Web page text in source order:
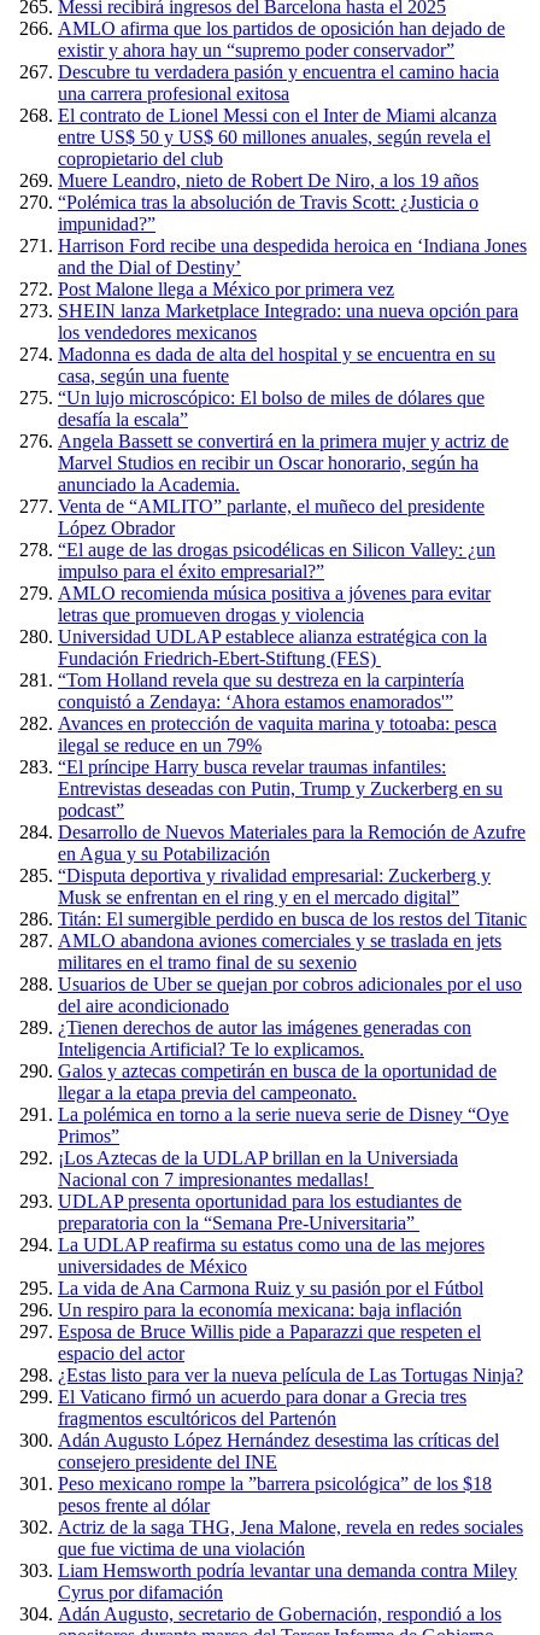
Messi recibirá ingresos del Barcelona hasta el 2025
AMLO afirma que los partidos de oposición han dejado de
existir y ahora hay un “supremo poder conservador”
Descubre tu verdadera pasión y encuentra el camino hacia
una carrera profesional exitosa
El contrato de Lionel Messi con el Inter de Miami alcanza
entre US$ 50 y US$ 60 millones anuales, según revela el
copropietario del club
Muere Leandro, nieto de Robert De Niro, a los 19 años
“Polémica tras la absolución de Travis Scott: ¿Justicia o
impunidad?”
Harrison Ford recibe una despedida heroica en ‘Indiana Jones
and the Dial of Destiny’
Post Malone llega a México por primera vez
SHEIN lanza Marketplace Integrado: una nueva opción para
los vendedores mexicanos
Madonna es dada de alta del hospital y se encuentra en su
casa, según una fuente
“Un lujo microscópico: El bolso de miles de dólares que
desafía la escala”
Angela Bassett se convertirá en la primera mujer y actriz de
Marvel Studios en recibir un Oscar honorario, según ha
anunciado la Academia.
Venta de “AMLITO” parlante, el muñeco del presidente
López Obrador
“El auge de las drogas psicodélicas en Silicon Valley: ¿un
impulso para el éxito empresarial?”
AMLO recomienda música positiva a jóvenes para evitar
letras que promueven drogas y violencia
Universidad UDLAP establece alianza estratégica con la
Fundación Friedrich-Ebert-Stiftung (FES)
“Tom Holland revela que su destreza en la carpintería
conquistó a Zendaya: ‘Ahora estamos enamorados'”
Avances en protección de vaquita marina y totoaba: pesca
ilegal se reduce en un 79%
“El príncipe Harry busca revelar traumas infantiles:
Entrevistas deseadas con Putin, Trump y Zuckerberg en su
podcast”
Desarrollo de Nuevos Materiales para la Remoción de Azufre
en Agua y su Potabilización
“Disputa deportiva y rivalidad empresarial: Zuckerberg y
Musk se enfrentan en el ring y en el mercado digital”
Titán: El sumergible perdido en busca de los restos del Titanic
AMLO abandona aviones comerciales y se traslada en jets
militares en el tramo final de su sexenio
Usuarios de Uber se quejan por cobros adicionales por el uso
del aire acondicionado
¿Tienen derechos de autor las imágenes generadas con
Inteligencia Artificial? Te lo explicamos.
Galos y aztecas competirán en busca de la oportunidad de
llegar a la etapa previa del campeonato.
La polémica en torno a la serie nueva serie de Disney “Oye
Primos”
¡Los Aztecas de la UDLAP brillan en la Universiada
Nacional con 7 impresionantes medallas!
UDLAP presenta oportunidad para los estudiantes de
preparatoria con la “Semana Pre-Universitaria”
La UDLAP reafirma su estatus como una de las mejores
universidades de México
La vida de Ana Carmona Ruiz y su pasión por el Fútbol
Un respiro para la economía mexicana: baja inflación
Esposa de Bruce Willis pide a Paparazzi que respeten el
espacio del actor
¿Estas listo para ver la nueva película de Las Tortugas Ninja?
El Vaticano firmó un acuerdo para donar a Grecia tres
fragmentos escultóricos del Partenón
Adán Augusto López Hernández desestima las críticas del
consejero presidente del INE
Peso mexicano rompe la ”barrera psicológica” de los $18
pesos frente al dólar
Actriz de la saga THG, Jena Malone, revela en redes sociales
que fue victima de una violación
Liam Hemsworth podría levantar una demanda contra Miley
Cyrus por difamación
Adán Augusto, secretario de Gobernación, respondió a los